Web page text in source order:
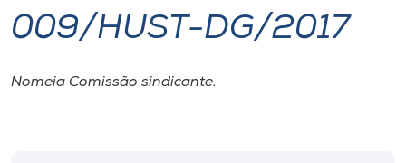
I.nova
009/HUST-DG/2017
Nomeia Comissão sindicante.